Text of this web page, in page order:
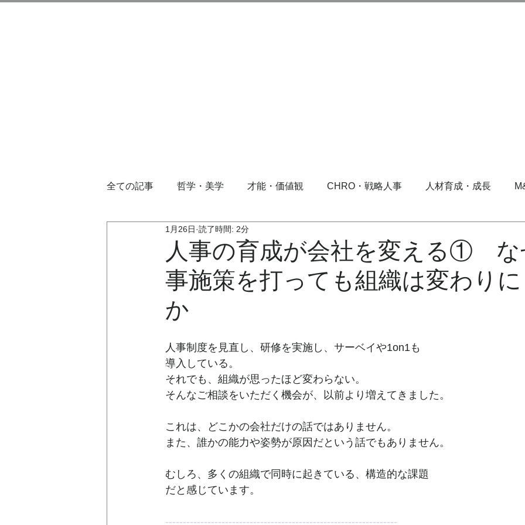
全ての記事 哲学・美学 才能・価値観 CHRO・戦略人事 人材育成・成長
人事の育成が会社を変える① な
事施策を打っても組織は変わり
か
1月26日 読了時間: 2分
人事制度を見直し、研修を実施し、サーベイや1on1も
導入している。
それでも、組織が思ったほど変わらない。
そんなご相談をいただく機会が、以前より増えてきました。
これは、どこかの会社だけの話ではありません。
また、誰かの能力や姿勢が原因だという話でもありません。
むしろ、多くの組織で同時に起きている、構造的な課題
だと感じています。
------------------------------------------------------------------